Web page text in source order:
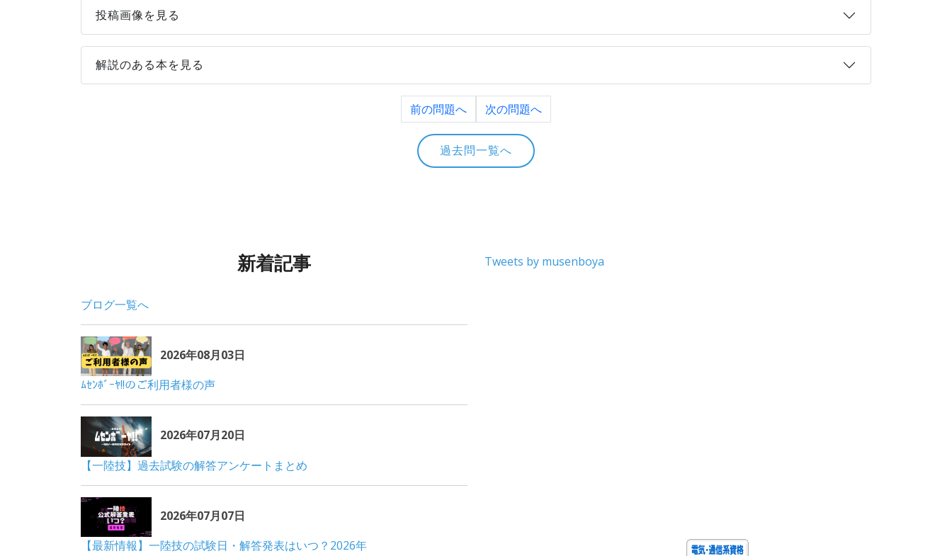
投稿画像を見る
解説のある本を見る
前の問題へ 次の問題へ
過去問一覧へ
Tweets by musenboya